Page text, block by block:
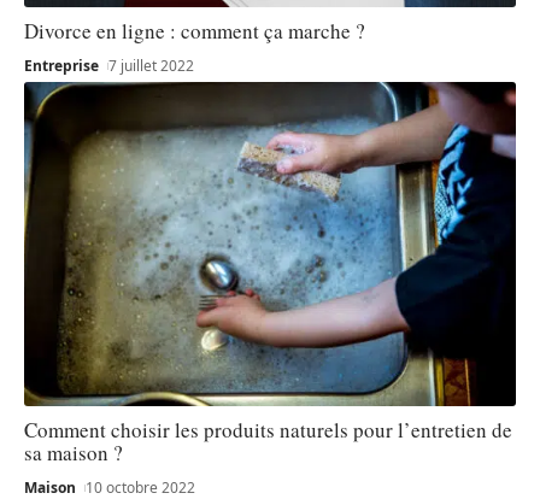
Divorce en ligne : comment ça marche ?
Entreprise 7 juillet 2022
Comment choisir les produits naturels pour l’entretien de
sa maison ?
Maison 10 octobre 2022